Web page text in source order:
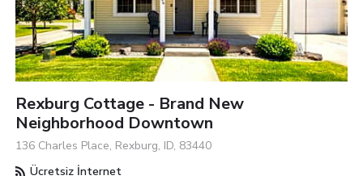
Rexburg Cottage - Brand New
Neighborhood Downtown
136 Charles Place, Rexburg, ID, 83440
Ücretsiz İnternet